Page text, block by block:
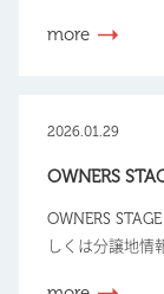
more
2026.01.29
OWNERS
OWNERS
しくは分譲地情